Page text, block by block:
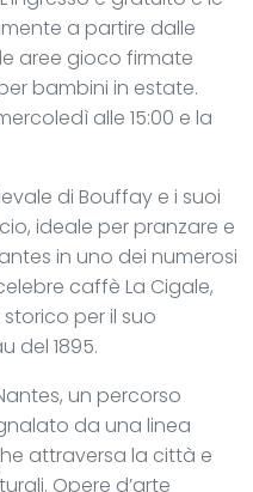
a partire dalle
aree gioco firmate
bambini in estate.
alle 15:00 e la
di Bouffay e i suoi
ideale per pranzare e
in uno dei numerosi
caffè La Cigale,
per il suo
del 1895.
un percorso
da una linea
attraversa la città e
Opere d’arte